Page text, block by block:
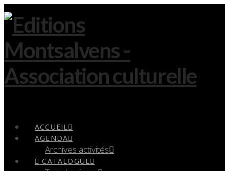
ACCUEIL
AGENDA
Archives activités
CATALOGUE